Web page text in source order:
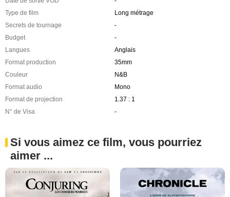
Type de film
Long métrage
Secrets de tournage
-
Budget
-
Langues
Anglais
Format production
35mm
Couleur
N&B
Format audio
Mono
Format de projection
1.37 : 1
N° de Visa
-
Si vous aimez ce film, vous pourriez
aimer ...